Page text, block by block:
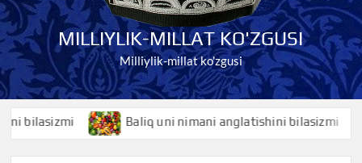
MILLIYLIK-MILLAT KO'ZGUSI
Milliylik-millat ko'zgusi
Baliq uni nimani anglatishini bilasizmi